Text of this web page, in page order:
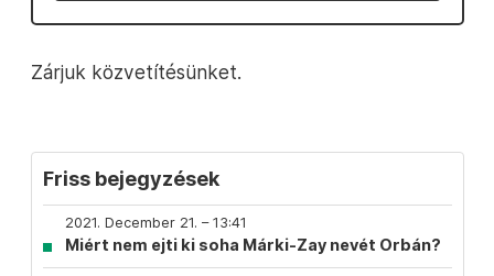
Zárjuk közvetítésünket.
Friss bejegyzések
2021. December 21. – 13:41
Miért nem ejti ki soha Márki-Zay nevét Orbán?